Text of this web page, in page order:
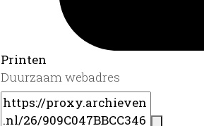
Printen
Duurzaam webadres